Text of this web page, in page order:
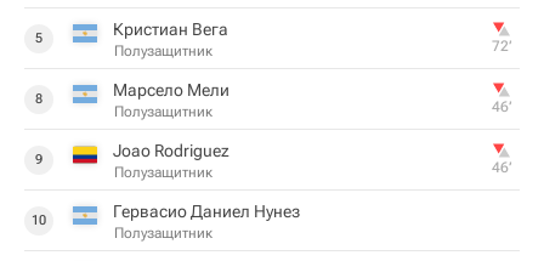
5 Кристиан Вега
Полузащитник 72‎’‎
8 Марсело Мели
Полузащитник 46‎’‎
9 Joao Rodriguez
Полузащитник 46‎’‎
10 Гервасио Даниел Нунез
Полузащитник